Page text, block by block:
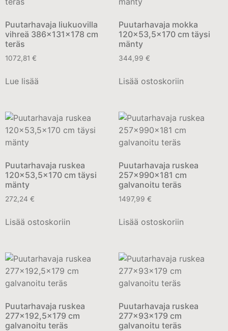
Puutarhavaja liukuovilla
vihreä 386x131x178 cm
teräs
1072,81 €
Lue lisää
Puutarhavaja mokka
120×53,5×170 cm täysi
mänty
344,99 €
Lisää ostoskoriin
Puutarhavaja ruskea
120×53,5×170 cm täysi
mänty
272,24 €
Lisää ostoskoriin
Puutarhavaja ruskea
257x990x181 cm
galvanoitu teräs
1497,99 €
Lisää ostoskoriin
Puutarhavaja ruskea
277×192,5×179 cm
galvanoitu teräs
Puutarhavaja ruskea
277x93x179 cm
galvanoitu teräs